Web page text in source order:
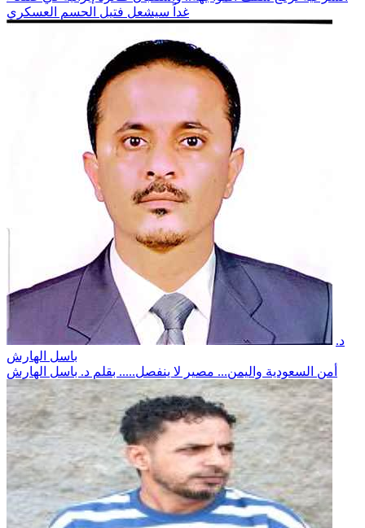
غداً سيشعل فتيل الحسم العسكري
د.
باسل الهارش
أمن السعودية واليمن... مصير لا ينفصل..... بقلم د. باسل الهارش